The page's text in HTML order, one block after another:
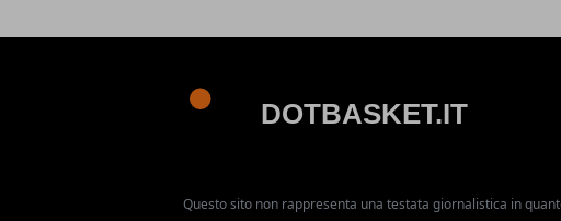
Questo sito non rappresenta una testata giornalistica in